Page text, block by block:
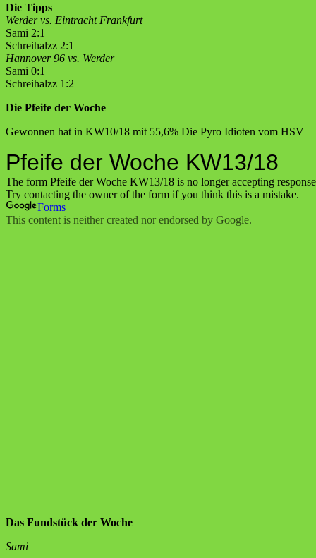
Die Tipps
Werder vs. Eintracht Frankfurt
Sami 2:1
Schreihalzz 2:1
Hannover 96 vs. Werder
Sami 0:1
Schreihalzz 1:2
Die Pfeife der Woche
Gewonnen hat in KW10/18 mit 55,6% Die Pyro Idioten vom HSV
Das Fundstück der Woche
Sami